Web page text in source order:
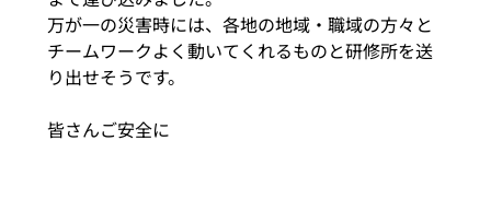
万が一の災害時には、各地の地域・職域の方々と
チームワークよく動いてくれるものと研修所を送
り出せそうです。
皆さんご安全に